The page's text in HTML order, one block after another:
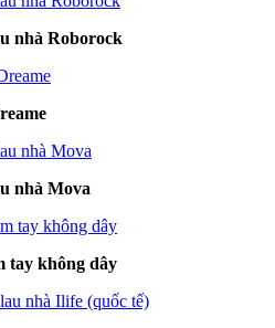
nhà Roborock
nhà Mova
tay không dây